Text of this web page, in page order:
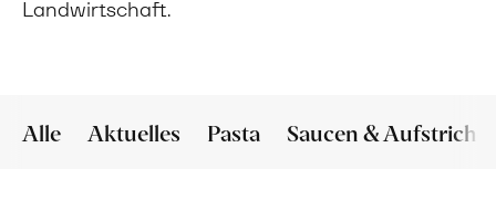
Landwirtschaft.
Alle Aktuelles Pasta Saucen & Aufstriche